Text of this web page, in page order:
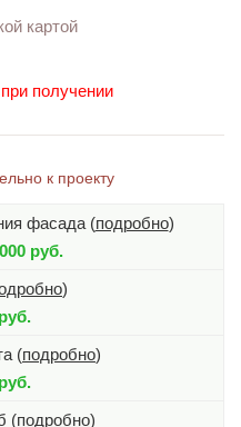
картой
получении
к проекту
фасада (подробно)
руб.
)
(подробно)
(подробно)